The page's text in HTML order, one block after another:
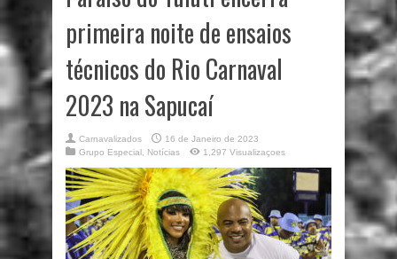
primeira noite de ensaios
técnicos do Rio Carnaval
2023 na Sapucaí
Carnavalizados
16 de Janeiro de 2023
Grupo Especial
Notícias 1,297 Visualizaçoes